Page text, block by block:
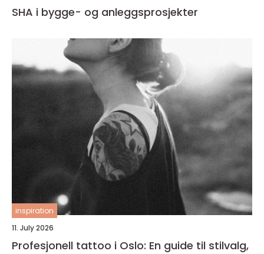
SHA i bygge- og anleggsprosjekter
inspiration
11. July 2026
Profesjonell tattoo i Oslo: En guide til stilvalg,